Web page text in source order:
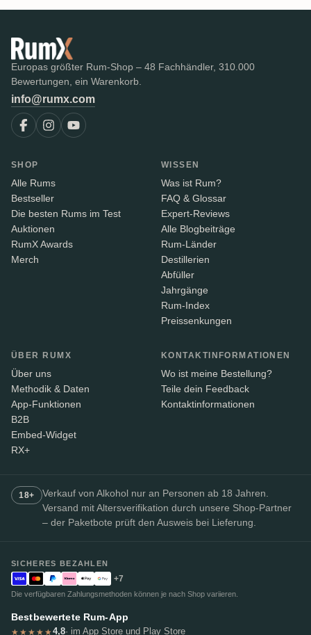
Europas größter Rum-Shop – 48 Fachhändler, 310.000
Bewertungen, ein Warenkorb.
info@rumx.com
SHOP
Alle Rums
Bestseller
Die besten Rums im Test
Auktionen
RumX Awards
Merch
WISSEN
Was ist Rum?
FAQ & Glossar
Expert-Reviews
Alle Blogbeiträge
Rum-Länder
Destillerien
Abfüller
Jahrgänge
Rum-Index
Preissenkungen
ÜBER RUMX
Über uns
Methodik & Daten
App-Funktionen
B2B
Embed-Widget
RX+
KONTAKTINFORMATIONEN
Wo ist meine Bestellung?
Teile dein Feedback
Kontaktinformationen
18+
Verkauf von Alkohol nur an Personen ab 18 Jahren.
Versand mit Altersverifikation durch unsere Shop-Partner
– der Paketbote prüft den Ausweis bei Lieferung.
SICHERES BEZAHLEN
+7
Die verfügbaren Zahlungsmethoden können je nach Shop variieren.
Bestbewertete Rum-App
★★★★★4,8· im App Store und Play Store